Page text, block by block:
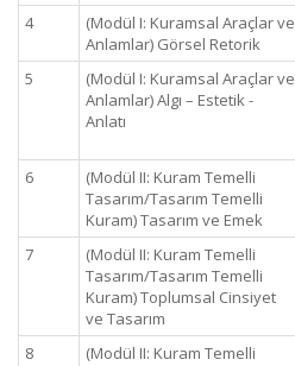
4
(Modül I: Kuramsal Araçlar ve
Anlamlar) Görsel Retorik
5
(Modül I: Kuramsal Araçlar ve
Anlamlar) Algı – Estetik -
Anlatı
6
(Modül II: Kuram Temelli
Tasarım/Tasarım Temelli
Kuram) Tasarım ve Emek
7
(Modül II: Kuram Temelli
Tasarım/Tasarım Temelli
Kuram) Toplumsal Cinsiyet
ve Tasarım
8
(Modül II: Kuram Temelli